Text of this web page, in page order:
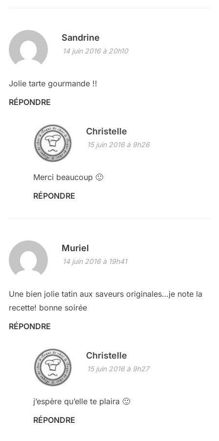
Sandrine
14 juin 2016 à 20h10
Jolie tarte gourmande !!
RÉPONDRE
Christelle
15 juin 2016 à 9h26
Merci beaucoup 🙂
RÉPONDRE
Muriel
14 juin 2016 à 19h41
Une bien jolie tatin aux saveurs originales…je note la
recette! bonne soirée
RÉPONDRE
Christelle
15 juin 2016 à 9h27
j’espère qu’elle te plaira 🙂
RÉPONDRE